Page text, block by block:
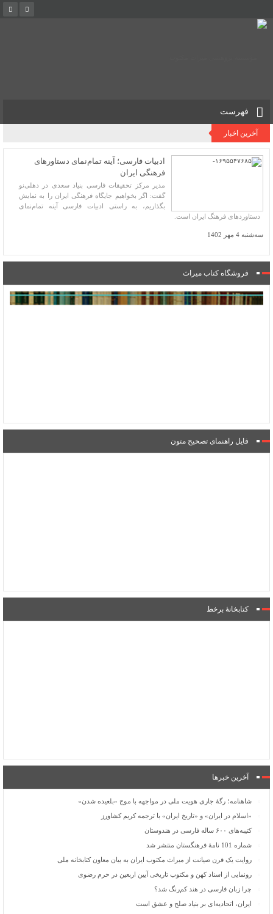
فهرست
آخرین اخبار
ادبیات فارسی؛ آینه تمام‌نمای دستاورهای
فرهنگی ایران
مدیر مرکز تحقیقات فارسی بنیاد سعدی در دهلی‌نو
گفت: اگر بخواهیم جایگاه فرهنگی ایران را به نمایش
بگذاریم، به راستی ادبیات فارسی آینه تمام‌نمای
دستاوردهای فرهنگ ایران است.
سه‌شنبه 4 مهر 1402
فروشگاه کتاب میراث
فایل راهنمای تصحیح متون
کتابخانۀ برخط
آخرین خبرها
شاهنامه؛ رگۀ جاری هویت ملی در مواجهه با موج «بلعیده شدن»
«اسلام در ایران» و «تاریخ ایران» با ترجمه کریم کشاورز
کتیبه‌های ۶۰۰ ساله فارسی در هندوستان
شماره 101 نامۀ فرهنگستان منتشر شد
روایت یک قرن صیانت از میراث مکتوب ایران به بیان معاون کتابخانه ملی
رونمایی از اسناد کهن و مکتوب تاریخی آیین اربعین در حرم رضوی
چرا زبان فارسی در هند کم‌رنگ شد؟
ایران، اتحادیه‌ای بر بنیاد صلح و عشق است